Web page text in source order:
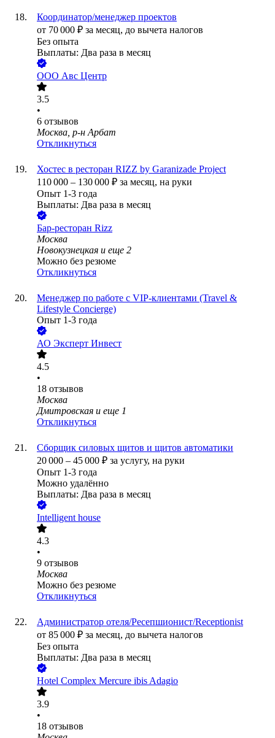
Координатор/менеджер проектов
от 70 000 ₽ за месяц, до вычета налогов
Без опыта
Выплаты: Два раза в месяц
ООО Авс Центр
3.5
•
6 отзывов
Москва, р-н Арбат
Откликнуться
Хостес в ресторан RIZZ by Garanizade Project
110 000 – 130 000 ₽ за месяц, на руки
Опыт 1-3 года
Выплаты: Два раза в месяц
Бар-ресторан Rizz
Москва
Новокузнецкая и еще 2
Можно без резюме
Откликнуться
Менеджер по работе с VIP-клиентами (Travel &
Lifestyle Concierge)
Опыт 1-3 года
АО Эксперт Инвест
4.5
•
18 отзывов
Москва
Дмитровская и еще 1
Откликнуться
Сборщик силовых щитов и щитов автоматики
20 000 – 45 000 ₽ за услугу, на руки
Опыт 1-3 года
Можно удалённо
Выплаты: Два раза в месяц
Intelligent house
4.3
•
9 отзывов
Москва
Можно без резюме
Откликнуться
Администратор отеля/Ресепшионист/Receptionist
от 85 000 ₽ за месяц, до вычета налогов
Без опыта
Выплаты: Два раза в месяц
Hotel Complex Mercure ibis Adagio
3.9
•
18 отзывов